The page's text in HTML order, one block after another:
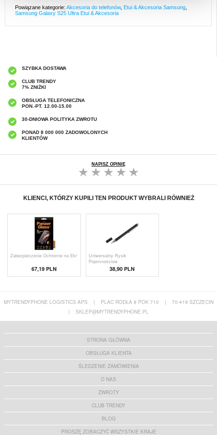
Powiązane kategorie: Akcesoria do telefonów, Etui & Akcesoria Samsung
Samsung Galaxy S25 Ultra Etui & Akcesoria
SZYBKA DOSTAWA
CLUB TRENDY
7% ZNIŻKI
OBSŁUGA TELEFONICZNA
PON.-PT. 12.00-15.00
30-DNIOWA POLITYKA ZWROTU
PONAD 8 000 000 ZADOWOLONYCH
KLIENTÓW
NAPISZ OPINIĘ
KLIENCI, KTÓRZY KUPILI TEN PRODUKT WYBRALI RÓWNIEŻ
Zabezpieczenie Ochronne na Ekr
67,19 PLN
Uniwersalny Rysik
Pojemnościow
38,90 PLN
MYTRENDYPHONE LOGISTICS APS | PLAC RODŁA 8 POK 710 |
70-419 SZCZECIN
|
SKLEP@MYTRENDYPHONE.PL
STRONA GŁÓWNA
OBSŁUGA KLIENTA
ŚLEDZENIE ZAMÓWIENIA
O NAS
ZWROTY
CLUB TRENDY
BLOG
PROSZĘ ZOBACZYĆ WSZYSTKIE KRAJE